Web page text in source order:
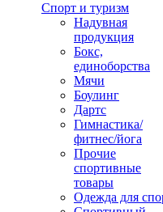
Спорт и туризм
Надувная
продукция
Бокс,
единоборства
Мячи
Боулинг
Дартс
Гимнастика/
фитнес/йога
Прочие
спортивные
товары
Одежда для